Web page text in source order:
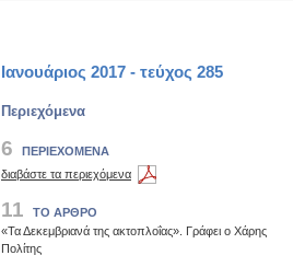
Ιανουάριος 2017 - τεύχος 285
Περιεχόμενα
6
ΠΕΡΙΕΧΟΜΕΝΑ
διαβάστε τα περιεχόμενα
11
ΤΟ ΑΡΘΡΟ
«Τα Δεκεμβριανά της ακτοπλοΐας». Γράφει ο Χάρης
Πολίτης